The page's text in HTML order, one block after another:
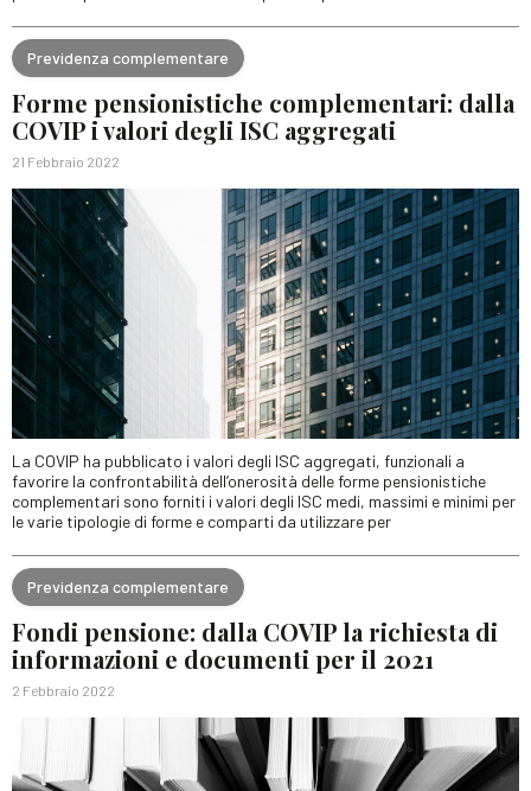
Previdenza complementare
Forme pensionistiche complementari: dalla
COVIP i valori degli ISC aggregati
21 Febbraio 2022
La COVIP ha pubblicato i valori degli ISC aggregati, funzionali a
favorire la confrontabilità dell’onerosità delle forme pensionistiche
complementari sono forniti i valori degli ISC medi, massimi e minimi per
le varie tipologie di forme e comparti da utilizzare per
Previdenza complementare
Fondi pensione: dalla COVIP la richiesta di
informazioni e documenti per il 2021
2 Febbraio 2022